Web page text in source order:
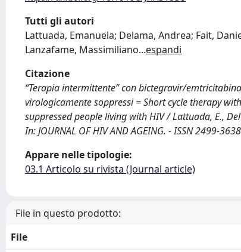
Tutti gli autori
Lattuada, Emanuela; Delama, Andrea; Fait,
Lanzafame, Massimiliano...espandi
Citazione
“Terapia intermittente” con bictegravir/
virologicamente soppressi = Short cycle therapy
suppressed people living with HIV / Lattuada, E.,
In: JOURNAL OF HIV AND AGEING. - ISSN 2499-
Appare nelle tipologie:
03.1 Articolo su rivista (Journal article)
File in questo prodotto:
File